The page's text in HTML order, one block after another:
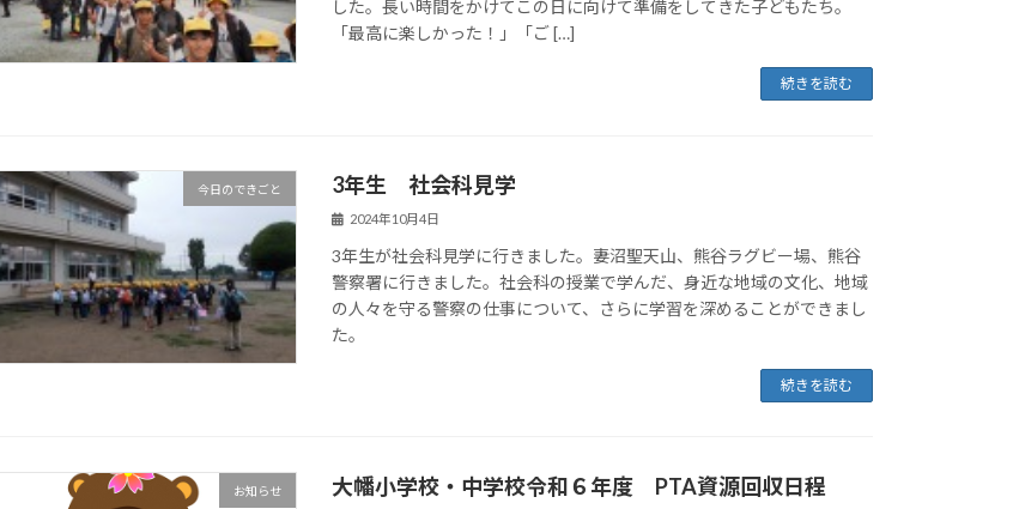
した。長い時間をかけてこの日に向けて準備をしてきた子どもたち。
「最高に楽しかった！」「ご […]
続きを読む
今日のできごと 3年生 社会科見学
2024年10月4日
3年生が社会科見学に行きました。妻沼聖天山、熊谷ラグビー場、熊谷
警察署に行きました。社会科の授業で学んだ、身近な地域の文化、地域
の人々を守る警察の仕事について、さらに学習を深めることができまし
た。
続きを読む
お知らせ 大幡小学校・中学校令和６年度 PTA資源回収日程